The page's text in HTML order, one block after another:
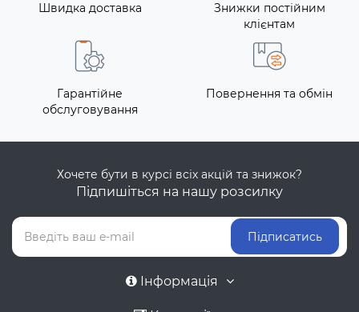
Швидка доставка
Знижки постійним
клієнтам
Гарантійне
обслуговування
Повернення та обмін
Хочете бути в курсі всіх акцій та знижок?
Підпишіться на нашу розсилку
Підписатись
Інформація